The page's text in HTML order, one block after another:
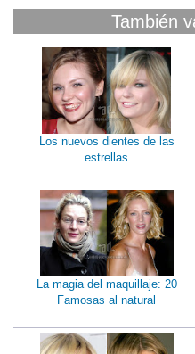
También
Los nuevos dientes de las
estrellas
La magia del maquillaje: 20
Famosas al natural